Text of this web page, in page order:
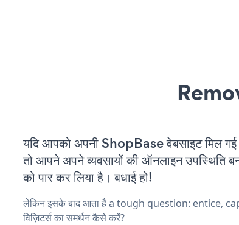
यदि आपको अपनी ShopBase वेबसाइट मिल
तो आपने अपने व्यवसायों की ऑनलाइन उपस्थिति
को पार कर लिया है। बधाई हो!
लेकिन इसके बाद आता है a tough question: entice,
विज़िटर्स का समर्थन कैसे करें?